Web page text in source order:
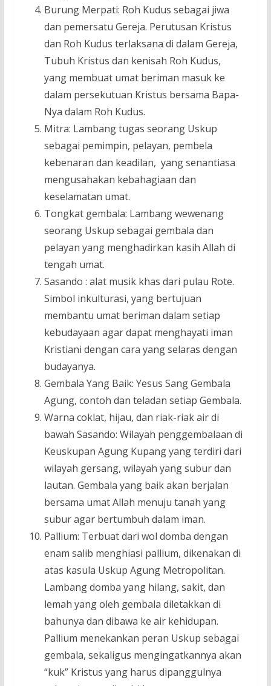
Burung Merpati: Roh Kudus sebagai jiwa
dan pemersatu Gereja. Perutusan Kristus
dan Roh Kudus terlaksana di dalam Gereja,
Tubuh Kristus dan kenisah Roh Kudus,
yang membuat umat beriman masuk ke
dalam persekutuan Kristus bersama Bapa-
Nya dalam Roh Kudus.
Mitra: Lambang tugas seorang Uskup
sebagai pemimpin, pelayan, pembela
kebenaran dan keadilan, yang senantiasa
mengusahakan kebahagiaan dan
keselamatan umat.
Tongkat gembala: Lambang wewenang
seorang Uskup sebagai gembala dan
pelayan yang menghadirkan kasih Allah di
tengah umat.
Sasando : alat musik khas dari pulau Rote.
Simbol inkulturasi, yang bertujuan
membantu umat beriman dalam setiap
kebudayaan agar dapat menghayati iman
Kristiani dengan cara yang selaras dengan
budayanya.
Gembala Yang Baik: Yesus Sang Gembala
Agung, contoh dan teladan setiap Gembala.
Warna coklat, hijau, dan riak-riak air di
bawah Sasando: Wilayah penggembalaan di
Keuskupan Agung Kupang yang terdiri dari
wilayah gersang, wilayah yang subur dan
lautan. Gembala yang baik akan berjalan
bersama umat Allah menuju tanah yang
subur agar bertumbuh dalam iman.
Pallium: Terbuat dari wol domba dengan
enam salib menghiasi pallium, dikenakan di
atas kasula Uskup Agung Metropolitan.
Lambang domba yang hilang, sakit, dan
lemah yang oleh gembala diletakkan di
bahunya dan dibawa ke air kehidupan.
Pallium menekankan peran Uskup sebagai
gembala, sekaligus mengingatkannya akan
“kuk” Kristus yang harus dipanggulnya